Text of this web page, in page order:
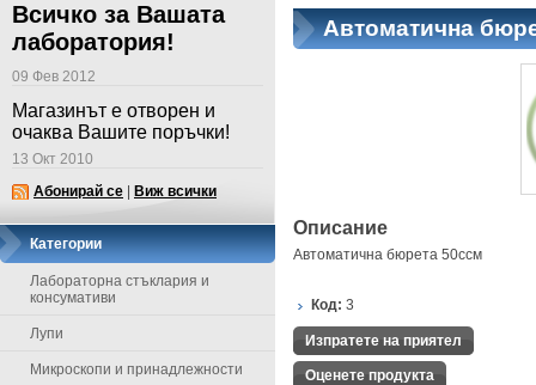
Всичко за Вашата
лаборатория!
09 Фев 2012
Магазинът е отворен и
очаква Вашите поръчки!
13 Окт 2010
Абонирай се
Виж всички
Категории
Лабораторна стъклария и
консумативи
Лупи
Микроскопи и принадлежности
Автоматична
Описание
Автоматична бюрета 50ссм
Код: 3
Изпратете на приятел
Оценете продукта